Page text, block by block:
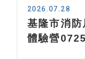
2026.07.28
基隆市消
體驗營